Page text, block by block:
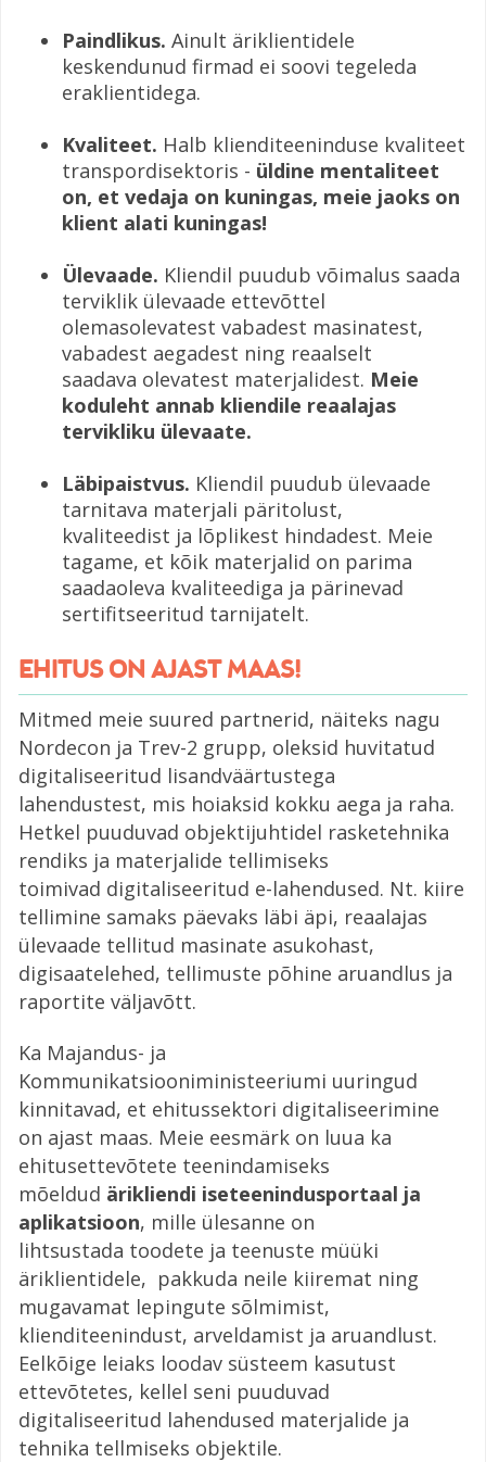
Paindlikus. Ainult äriklientidele
keskendunud firmad ei soovi tegeleda
eraklientidega.
Kvaliteet. Halb klienditeeninduse kvaliteet
transpordisektoris - üldine mentaliteet
on, et vedaja on kuningas, meie jaoks on
klient alati kuningas!
Ülevaade. Kliendil puudub võimalus saada
terviklik ülevaade ettevõttel
olemasolevatest vabadest masinatest,
vabadest aegadest ning reaalselt
saadava olevatest materjalidest. Meie
koduleht annab kliendile reaalajas
tervikliku ülevaate.
Läbipaistvus. Kliendil puudub ülevaade
tarnitava materjali päritolust,
kvaliteedist ja lõplikest hindadest. Meie
tagame, et kõik materjalid on parima
saadaoleva kvaliteediga ja pärinevad
sertifitseeritud tarnijatelt.
EHITUS ON AJAST MAAS!
Mitmed meie suured partnerid, näiteks nagu
Nordecon ja Trev-2 grupp, oleksid huvitatud
digitaliseeritud lisandväärtustega
lahendustest, mis hoiaksid kokku aega ja raha.
Hetkel puuduvad objektijuhtidel rasketehnika
rendiks ja materjalide tellimiseks
toimivad digitaliseeritud e-lahendused. Nt. kiire
tellimine samaks päevaks läbi äpi, reaalajas
ülevaade tellitud masinate asukohast,
digisaatelehed, tellimuste põhine aruandlus ja
raportite väljavõtt.
Ka Majandus- ja
Kommunikatsiooniministeeriumi uuringud
kinnitavad, et ehitussektori digitaliseerimine
on ajast maas. Meie eesmärk on luua ka
ehitusettevõtete teenindamiseks
mõeldud ärikliendi iseteenindusportaal ja
aplikatsioon, mille ülesanne on
lihtsustada toodete ja teenuste müüki
äriklientidele, pakkuda neile kiiremat ning
mugavamat lepingute sõlmimist,
klienditeenindust, arveldamist ja aruandlust.
Eelkõige leiaks loodav süsteem kasutust
ettevõtetes, kellel seni puuduvad
digitaliseeritud lahendused materjalide ja
tehnika tellmiseks objektile.